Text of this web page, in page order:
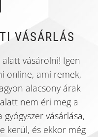
VÁSÁRLÁS
vásárolni! Igen
online, ami remek,
alacsony árak
nem éri meg a
vásárlása,
kerül, és ekkor még